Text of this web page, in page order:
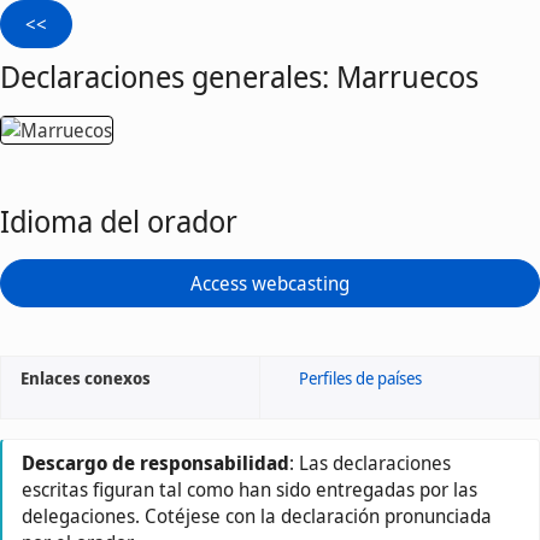
Declaraciones generales: Marruecos
Idioma del orador
Access webcasting
Enlaces conexos Perfiles de países
Descargo de responsabilidad: Las declaraciones
escritas figuran tal como han sido entregadas por las
delegaciones. Cotéjese con la declaración pronunciada